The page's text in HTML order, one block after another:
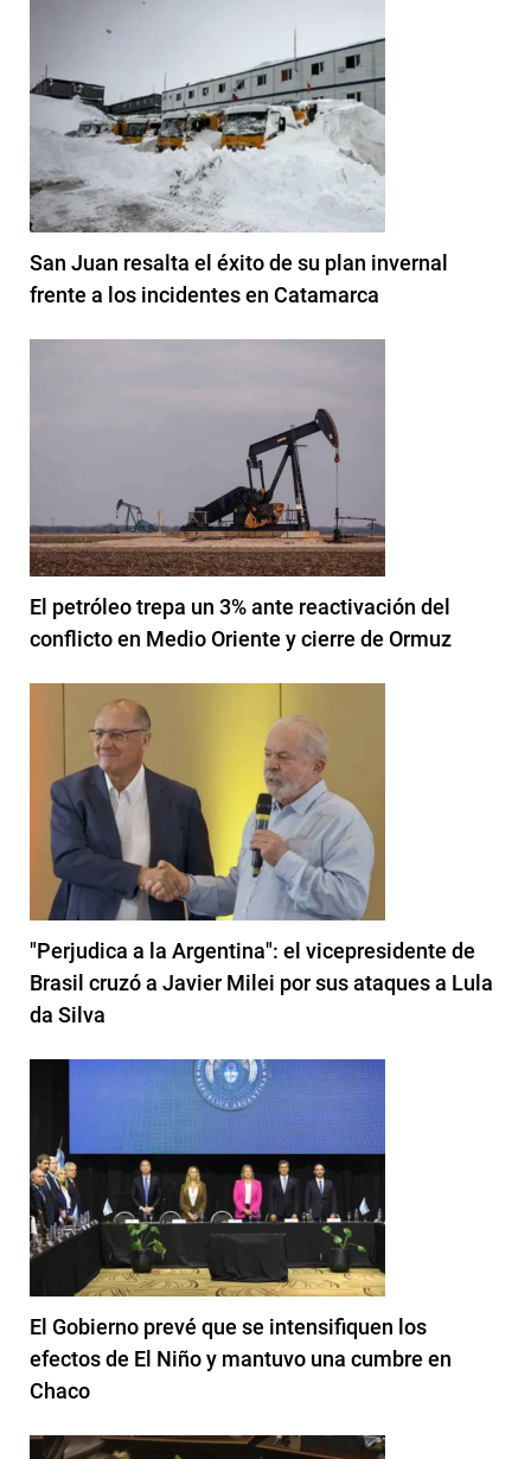
San Juan resalta el éxito de su plan invernal
frente a los incidentes en Catamarca
El petróleo trepa un 3% ante reactivación del
conflicto en Medio Oriente y cierre de Ormuz
"Perjudica a la Argentina": el vicepresidente de
Brasil cruzó a Javier Milei por sus ataques a Lula
da Silva
El Gobierno prevé que se intensifiquen los
efectos de El Niño y mantuvo una cumbre en
Chaco